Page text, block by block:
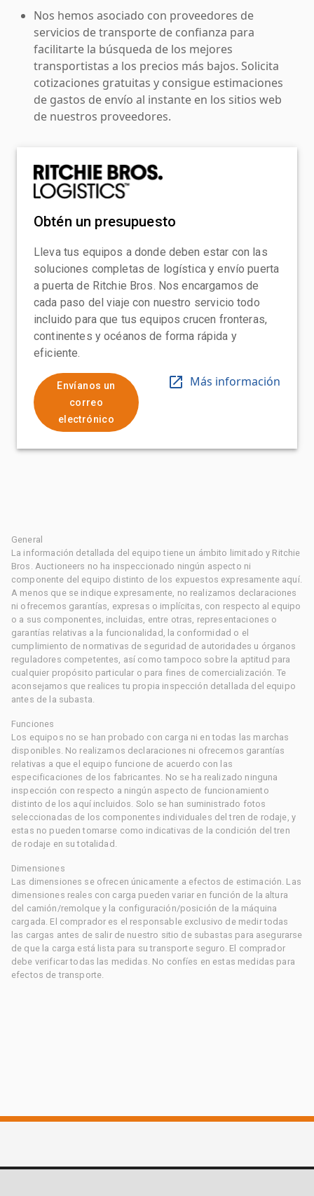
Nos hemos asociado con proveedores de
servicios de transporte de confianza para
facilitarte la búsqueda de los mejores
transportistas a los precios más bajos. Solicita
cotizaciones gratuitas y consigue estimaciones
de gastos de envío al instante en los sitios web
de nuestros proveedores.
Obtén un presupuesto
Lleva tus equipos a donde deben estar con las
soluciones completas de logística y envío puerta
a puerta de Ritchie Bros. Nos encargamos de
cada paso del viaje con nuestro servicio todo
incluido para que tus equipos crucen fronteras,
continentes y océanos de forma rápida y
eficiente.
Envíanos un
correo
electrónico
Más información
General
La información detallada del equipo tiene un ámbito limitado y Ritchie
Bros. Auctioneers no ha inspeccionado ningún aspecto ni
componente del equipo distinto de los expuestos expresamente aquí.
A menos que se indique expresamente, no realizamos declaraciones
ni ofrecemos garantías, expresas o implícitas, con respecto al equipo
o a sus componentes, incluidas, entre otras, representaciones o
garantías relativas a la funcionalidad, la conformidad o el
cumplimiento de normativas de seguridad de autoridades u órganos
reguladores competentes, así como tampoco sobre la aptitud para
cualquier propósito particular o para fines de comercialización. Te
aconsejamos que realices tu propia inspección detallada del equipo
antes de la subasta.
Funciones
Los equipos no se han probado con carga ni en todas las marchas
disponibles. No realizamos declaraciones ni ofrecemos garantías
relativas a que el equipo funcione de acuerdo con las
especificaciones de los fabricantes. No se ha realizado ninguna
inspección con respecto a ningún aspecto de funcionamiento
distinto de los aquí incluidos. Solo se han suministrado fotos
seleccionadas de los componentes individuales del tren de rodaje, y
estas no pueden tomarse como indicativas de la condición del tren
de rodaje en su totalidad.
Dimensiones
Las dimensiones se ofrecen únicamente a efectos de estimación. Las
dimensiones reales con carga pueden variar en función de la altura
del camión/remolque y la configuración/posición de la máquina
cargada. El comprador es el responsable exclusivo de medir todas
las cargas antes de salir de nuestro sitio de subastas para asegurarse
de que la carga está lista para su transporte seguro. El comprador
debe verificar todas las medidas. No confíes en estas medidas para
efectos de transporte.